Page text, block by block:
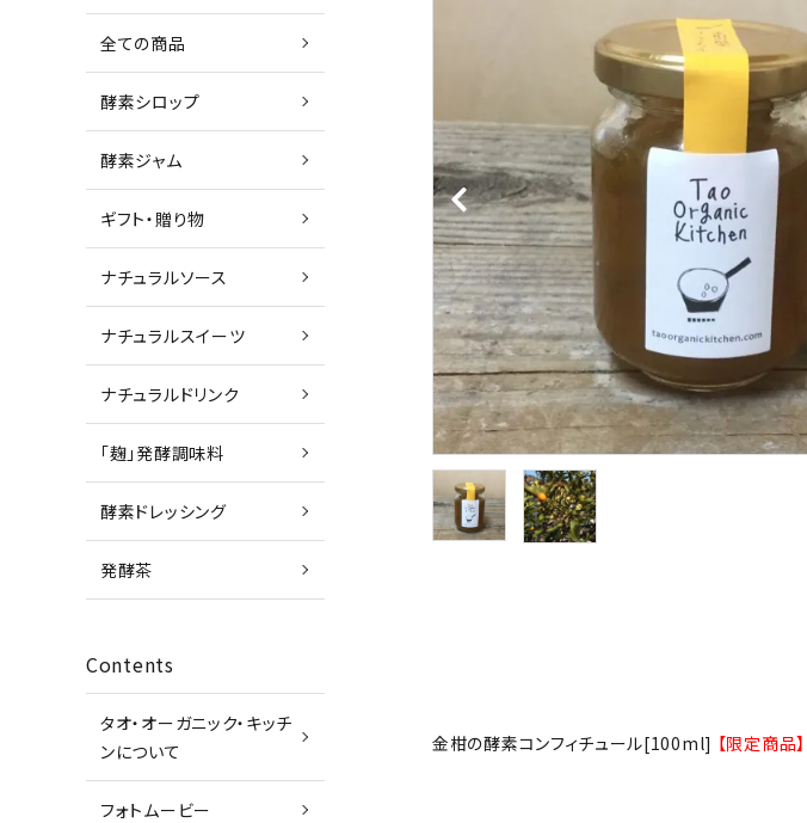
金柑の酵素コンフィチュール[100ml] 【限定商品】
全ての商品
酵素シロップ
酵素ジャム
ギフト・贈り物
ナチュラルソース
ナチュラルスイーツ
ナチュラルドリンク
「麹」発酵調味料
酵素ドレッシング
発酵茶
Contents
タオ・オーガニック・キッチ
ンについて
フォトムービー